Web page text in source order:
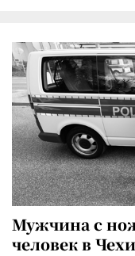
Мужчина с
человек в